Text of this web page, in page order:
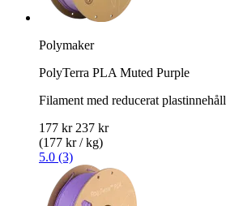
Polymaker
PolyTerra PLA Muted Purple
Filament med reducerat plastinnehåll
177 kr 237 kr
(177 kr / kg)
5.0 (3)